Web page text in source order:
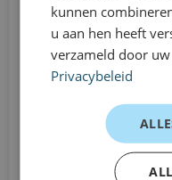
boodschappen en
Starter – eerste SUV
“Makkelijk te rijden
Dealerleasing
Eurocars
cruise control
elektrische
elektronische
Elektronisch
MINI
/mnd excl.
kunnen
u aan hen heeft
verzameld door
Privacybeleid